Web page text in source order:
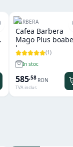
BARBERA
Cafea Barbera
Mago Plus
kg
(1)
In stoc
585,58 RON
TVA inclus